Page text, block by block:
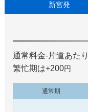
新宮発
通常料金-片道あたり
繁忙期は+200円
通常期